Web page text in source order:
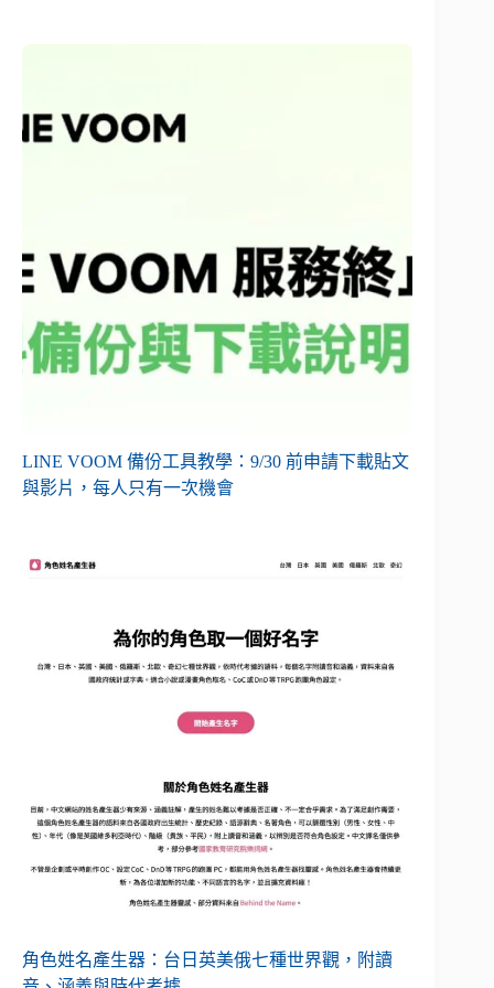
LINE VOOM 備份工具教學：9/30 前申請下載貼文
與影片，每人只有一次機會
角色姓名產生器：台日英美俄七種世界觀，附讀